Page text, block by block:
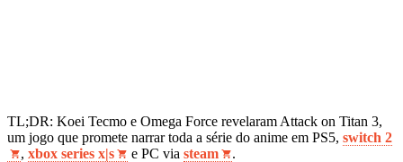
TL;DR: Koei Tecmo e Omega Force revelaram Attack on Titan 3,
um jogo que promete narrar toda a série do anime em PS5, switch 2
, xbox series x|s e PC via steam .